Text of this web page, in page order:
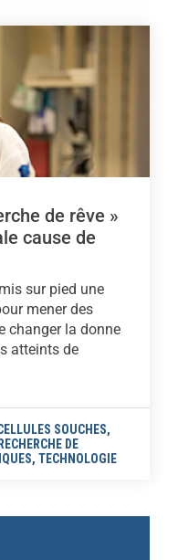
de rêve »
cause de
sur pied une
mener des
changer la donne
atteints de
SOUCHES,
RECHERCHE DE
,TECHNOLOGIE